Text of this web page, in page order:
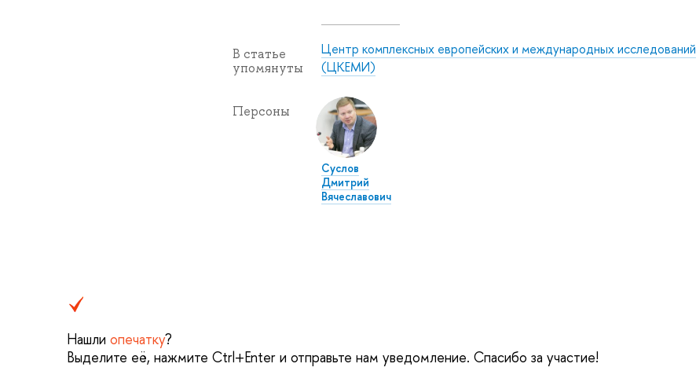
В статье
упомянуты
Центр комплексных европейских и международных исследований
(ЦКЕМИ)
Персоны
Суслов
Дмитрий
Вячеславович
Нашли опечатку?
Выделите её, нажмите Ctrl+Enter и отправьте нам уведомление. Спасибо за участие!